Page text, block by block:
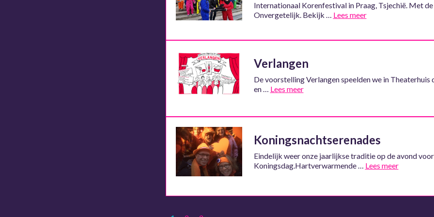
Internationaal Korenfestival in Praag, Tsjechië. Met de
Onvergetelijk. Bekijk … Lees meer
Verlangen
De voorstelling Verlangen speelden we in Theaterhuis
en … Lees meer
Koningsnachtserenades
Eindelijk weer onze jaarlijkse traditie op de avond voor
Koningsdag.Hartverwarmende … Lees meer